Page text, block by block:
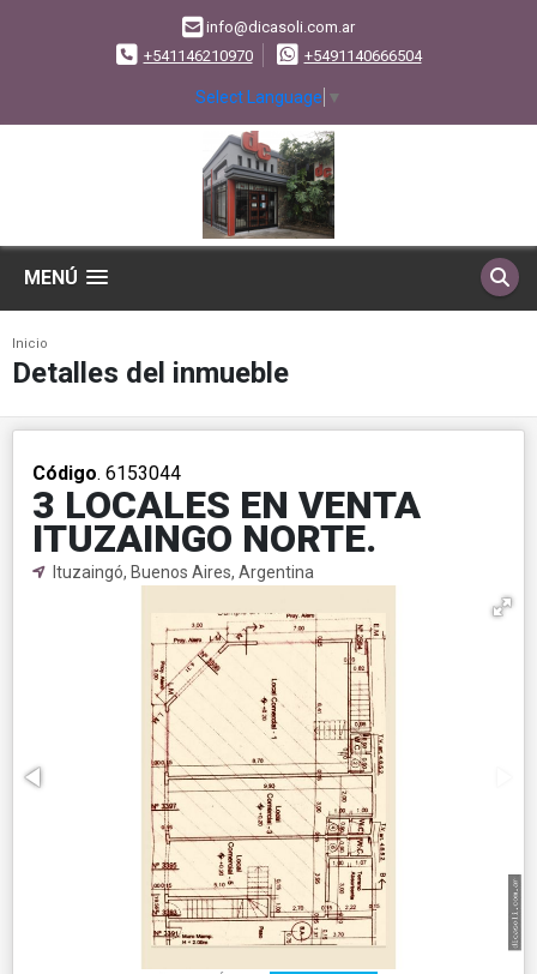
info@dicasoli.com.ar
+541146210970
+5491140666504
Select Language ▼
MENÚ
Inicio
Detalles del inmueble
Código. 6153044
3 LOCALES EN VENTA
ITUZAINGO NORTE.
Ituzaingó, Buenos Aires, Argentina